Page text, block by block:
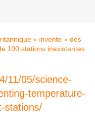
11/05/science-
temperature-
stations/